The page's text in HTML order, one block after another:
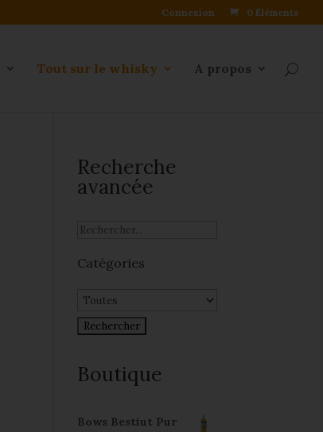
Connexion 0 Éléments
Tout sur le whisky A propos
Recherche
avancée
Catégories
Boutique
Bows Bestiut Pur